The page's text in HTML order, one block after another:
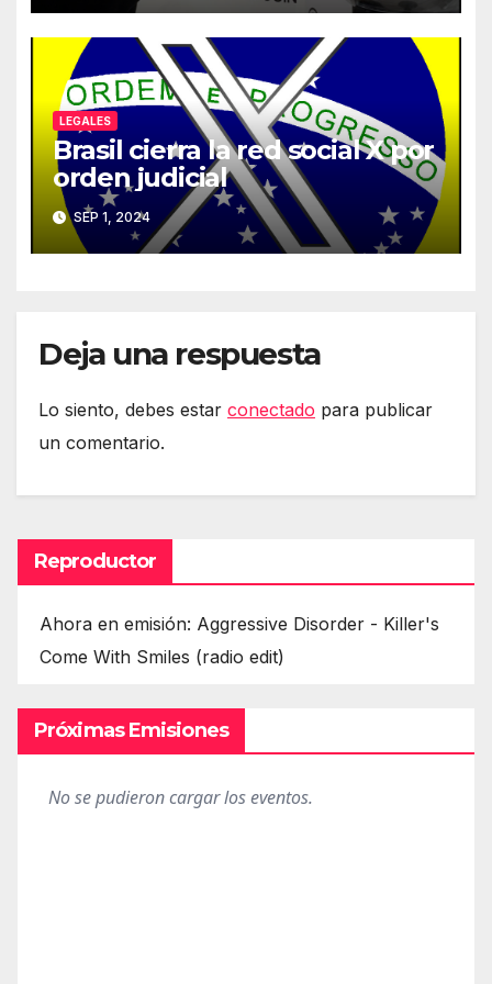
LEGALES
Brasil cierra la red social X por
orden judicial
SEP 1, 2024
Deja una respuesta
Lo siento, debes estar conectado para publicar
un comentario.
Reproductor
Ahora en emisión: Aggressive Disorder - Killer's
Come With Smiles (radio edit)
Próximas Emisiones